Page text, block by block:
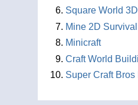
Square World 3D
Mine 2D
Minicraft
Craft World
Super Craft Bros